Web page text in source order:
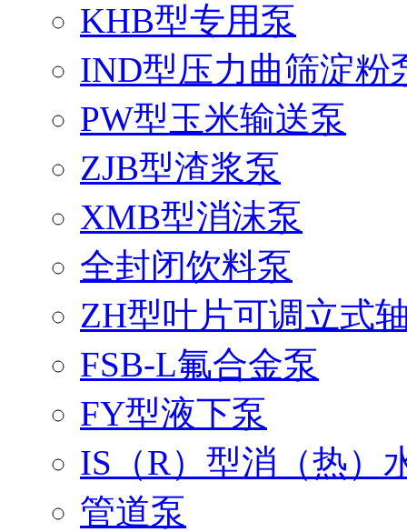
KHB型专用泵
IND型压力曲筛淀粉
PW型玉米输送泵
ZJB型渣浆泵
XMB型消沫泵
全封闭饮料泵
ZH型叶片可调立式
FSB-L氟合金泵
FY型液下泵
IS（R）型消（热）
管道泵